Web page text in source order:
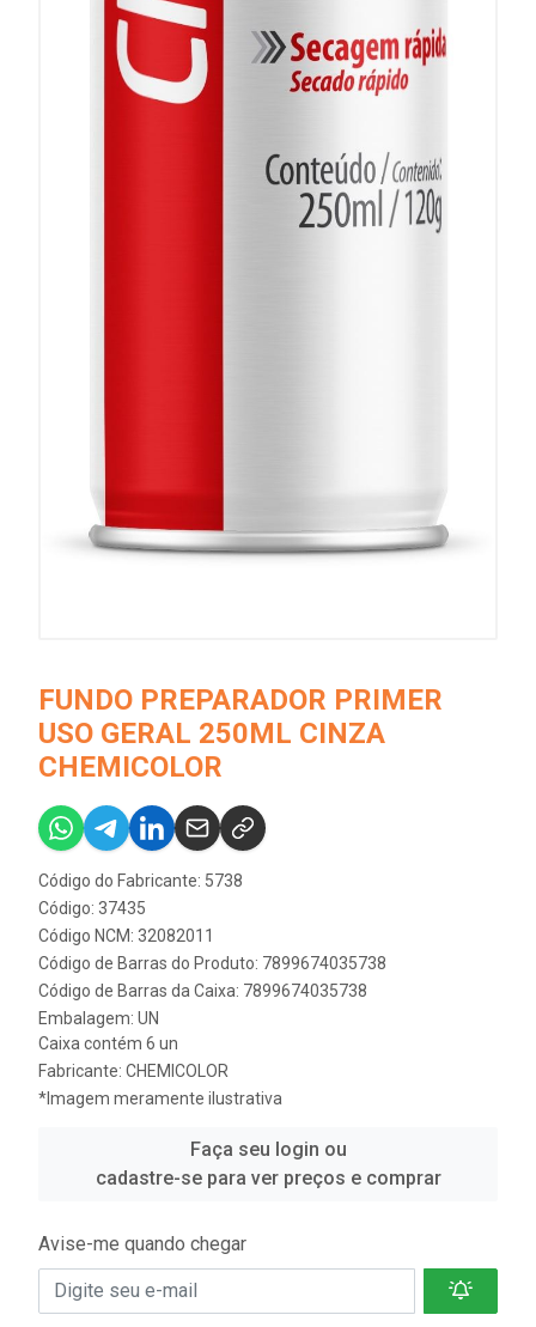
FUNDO PREPARADOR PRIMER
USO GERAL 250ML CINZA
CHEMICOLOR
Código do Fabricante: 5738
Código: 37435
Código NCM: 32082011
Código de Barras do Produto: 7899674035738
Código de Barras da Caixa: 7899674035738
Embalagem: UN
Caixa contém 6 un
Fabricante: CHEMICOLOR
*Imagem meramente ilustrativa
Faça seu login ou
cadastre-se para ver preços e comprar
Avise-me quando chegar